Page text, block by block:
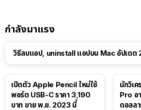
กำลังมาแรง
วิธีลบแอป, uninstall แอปบน Mac อัปเดต
เปิดตัว Apple Pencil ใหม่ใช้
พอร์ต USB-C ราคา 3,190
บาท ขาย พ.ย. 2023 นี้
นักวิเ
Pro อ
ดอลล